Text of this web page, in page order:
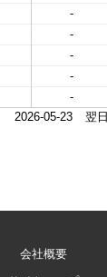
-
-
-
-
-
2026-05-23 翌日
会社概要